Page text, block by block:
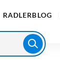
RADLERBLOG